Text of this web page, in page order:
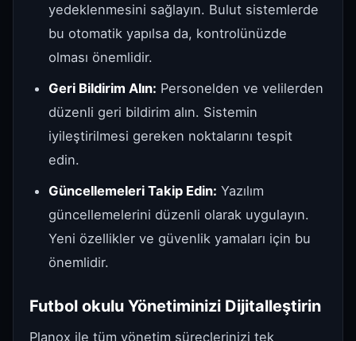
yedeklenmesini sağlayın. Bulut sistemlerde
bu otomatik yapılsa da, kontrolünüzde
olması önemlidir.
Geri Bildirim Alın: Personelden ve velilerden
düzenli geri bildirim alın. Sistemin
iyileştirilmesi gereken noktalarını tespit
edin.
Güncellemeleri Takip Edin: Yazılım
güncellemelerini düzenli olarak uygulayın.
Yeni özellikler ve güvenlik yamaları için bu
önemlidir.
Futbol okulu Yönetiminizi Dijitalleştirin
Planox ile tüm yönetim süreçlerinizi tek